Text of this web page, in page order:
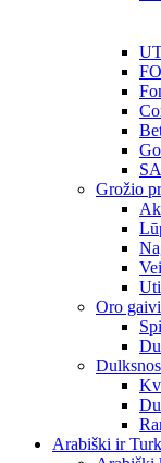
Grožio
Oro
Dulksnos
Arabiški ir